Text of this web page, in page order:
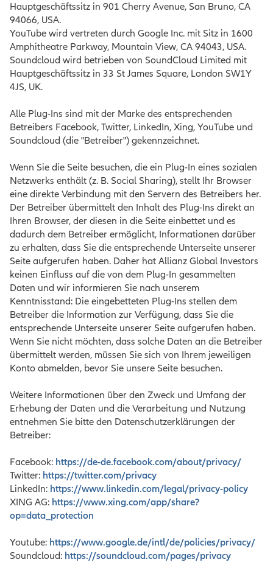
Hauptgeschäftssitz in 901 Cherry Avenue, San Bruno, CA
94066, USA.
YouTube wird vertreten durch Google Inc. mit Sitz in 1600
Amphitheatre Parkway, Mountain View, CA 94043, USA.
Soundcloud wird betrieben von SoundCloud Limited mit
Hauptgeschäftssitz in 33 St James Square, London SW1Y
4JS, UK.
Alle Plug-Ins sind mit der Marke des entsprechenden
Betreibers Facebook, Twitter, LinkedIn, Xing, YouTube und
Soundcloud (die "Betreiber") gekennzeichnet.
Wenn Sie die Seite besuchen, die ein Plug-In eines sozialen
Netzwerks enthält (z. B. Social Sharing), stellt Ihr Browser
eine direkte Verbindung mit den Servern des Betreibers her.
Der Betreiber übermittelt den Inhalt des Plug-Ins direkt an
Ihren Browser, der diesen in die Seite einbettet und es
dadurch dem Betreiber ermöglicht, Informationen darüber
zu erhalten, dass Sie die entsprechende Unterseite unserer
Seite aufgerufen haben. Daher hat Allianz Global Investors
keinen Einfluss auf die von dem Plug-In gesammelten
Daten und wir informieren Sie nach unserem
Kenntnisstand: Die eingebetteten Plug-Ins stellen dem
Betreiber die Information zur Verfügung, dass Sie die
entsprechende Unterseite unserer Seite aufgerufen haben.
Wenn Sie nicht möchten, dass solche Daten an die Betreiber
übermittelt werden, müssen Sie sich von Ihrem jeweiligen
Konto abmelden, bevor Sie unsere Seite besuchen.
Weitere Informationen über den Zweck und Umfang der
Erhebung der Daten und die Verarbeitung und Nutzung
entnehmen Sie bitte den Datenschutzerklärungen der
Betreiber:
Facebook: https://de-de.facebook.com/about/privacy/
Twitter: https://twitter.com/privacy
LinkedIn: https://www.linkedin.com/legal/privacy-policy
XING AG: https://www.xing.com/app/share?
op=data_protection
Youtube: https://www.google.de/intl/de/policies/privacy/
Soundcloud: https://soundcloud.com/pages/privacy